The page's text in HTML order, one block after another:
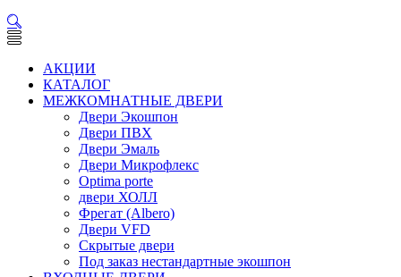
АКЦИИ
КАТАЛОГ
МЕЖКОМНАТНЫЕ ДВЕРИ
Двери Экошпон
Двери ПВХ
Двери Эмаль
Двери Микрофлекс
Optima porte
двери ХОЛЛ
Фрегат (Albero)
Двери VFD
Скрытые двери
Под заказ нестандартные экошпон